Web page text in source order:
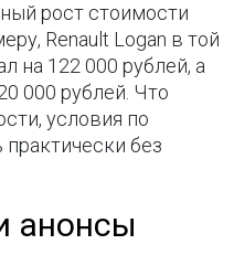
рост стоимости
Renault Logan в той
на 122 000 рублей, а
000 рублей. Что
условия по
без
анонсы